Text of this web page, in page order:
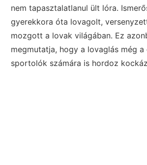
nem tapasztalatlanul ült lóra.
gyerekkora óta lovagolt,
mozgott a lovak világában. Ez
megmutatja, hogy a lovaglás még
sportolók számára is hordoz